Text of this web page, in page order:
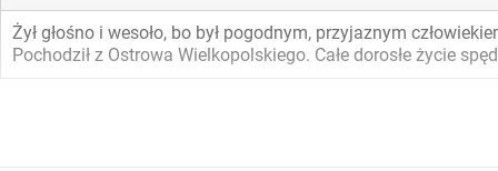
Żył głośno i wesoło, bo był pogodnym, przyjaznym
Pochodził z Ostrowa Wielkopolskiego. Całe dorosłe życie